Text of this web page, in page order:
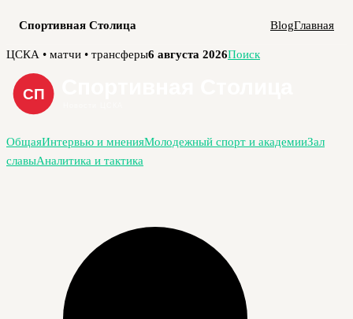
Спортивная Столица BlogГлавная
Перейти
содержимому
ЦСКА • матчи • трансферы6 августа 2026Поиск
ОбщаяИнтервью и мненияМолодежный спорт и академииЗал
славыАналитика и тактика